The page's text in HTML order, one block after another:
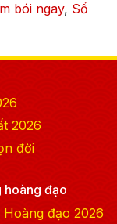
bói ngay, Sổ
2026
đời
hoàng đạo
Hoàng đạo 2026